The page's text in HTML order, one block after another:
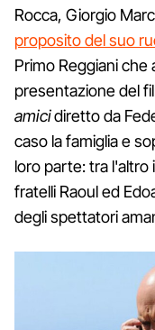
Rocca, Giorgio
proposito del suo
Primo Reggiani che
presentazione del
amicidiretto da
caso la famiglia e
loro parte: tra l'altro
fratelli Raoul ed
degli spettatori